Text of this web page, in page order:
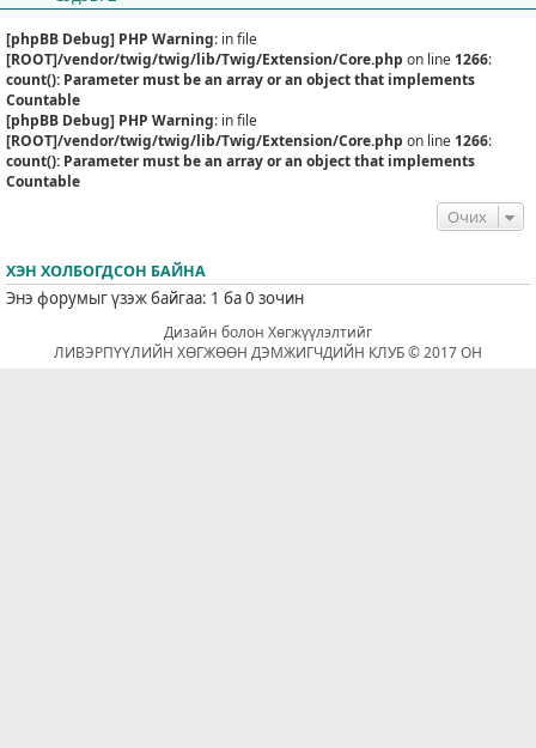
[phpBB Debug] PHP Warning: in file
[ROOT]/vendor/twig/twig/lib/Twig/Extension/Core.php on line 1266:
count(): Parameter must be an array or an object that implements
Countable
[phpBB Debug] PHP Warning: in file
[ROOT]/vendor/twig/twig/lib/Twig/Extension/Core.php on line 1266:
count(): Parameter must be an array or an object that implements
Countable
Очих
ХЭН ХОЛБОГДСОН БАЙНА
Энэ форумыг үзэж байгаа: 1 ба 0 зочин
Дизайн болон Хөгжүүлэлтийг
ЛИВЭРПҮҮЛИЙН ХӨГЖӨӨН ДЭМЖИГЧДИЙН КЛУБ © 2017 ОН